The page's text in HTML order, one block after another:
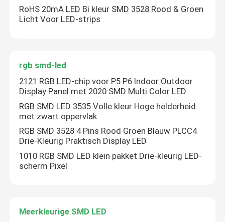
RoHS 20mA LED Bi kleur SMD 3528 Rood & Groen
Licht Voor LED-strips
rgb smd-led
2121 RGB LED-chip voor P5 P6 Indoor Outdoor
Display Panel met 2020 SMD Multi Color LED
RGB SMD LED 3535 Volle kleur Hoge helderheid
met zwart oppervlak
RGB SMD 3528 4 Pins Rood Groen Blauw PLCC4
Drie-Kleurig Praktisch Display LED
1010 RGB SMD LED klein pakket Drie-kleurig LED-
scherm Pixel
Meerkleurige SMD LED